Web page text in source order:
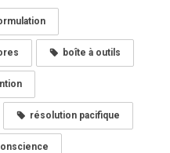
boîte à outils
résolution pacifique